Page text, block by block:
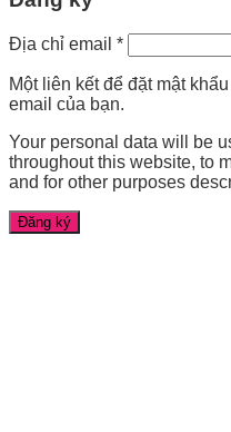
Địa chỉ email *
Một liên kết để đặt mật
email của bạn.
Your personal data will be
throughout this website, to
and for other purposes
Đăng ký